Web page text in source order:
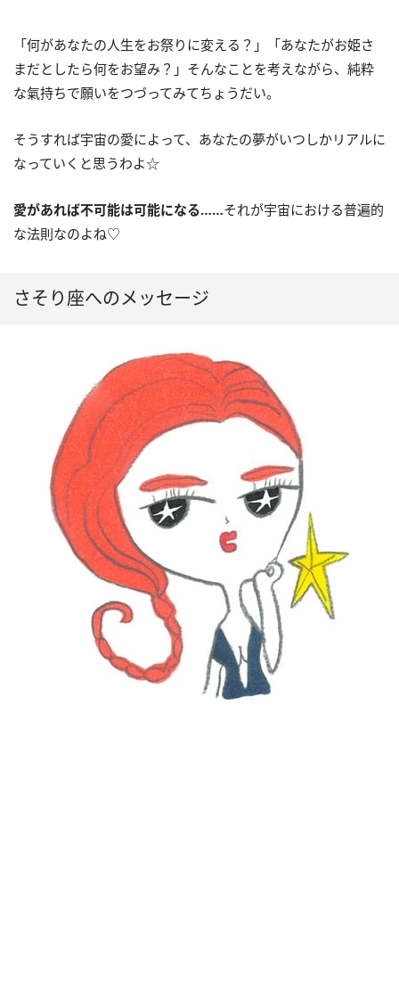
「何があなたの人生をお祭りに変える？」「あなたがお姫さ
まだとしたら何をお望み？」そんなことを考えながら、純粋
な氣持ちで願いをつづってみてちょうだい。
そうすれば宇宙の愛によって、あなたの夢がいつしかリアルに
なっていくと思うわよ☆
愛があれば不可能は可能になる……それが宇宙における普遍的
な法則なのよね♡
さそり座へのメッセージ